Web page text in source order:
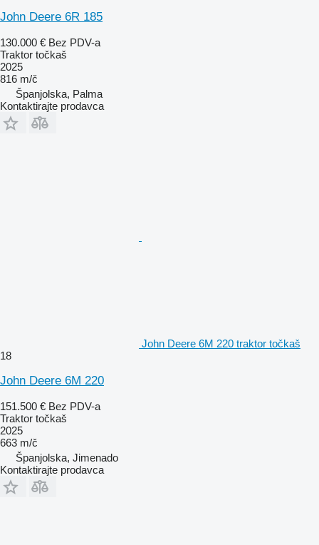
John Deere 6R 185
130.000 € Bez PDV-a
Traktor točkaš
2025
816 m/č
Španjolska, Palma
Kontaktirajte prodavca
John Deere 6M 220 traktor točkaš
18
John Deere 6M 220
151.500 € Bez PDV-a
Traktor točkaš
2025
663 m/č
Španjolska, Jimenado
Kontaktirajte prodavca